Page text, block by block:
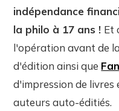
indépendance
la philo à 17 ans ! Et
l'opération avant de
d'édition ainsi que
d'impression de livres
auteurs auto-éditiés.